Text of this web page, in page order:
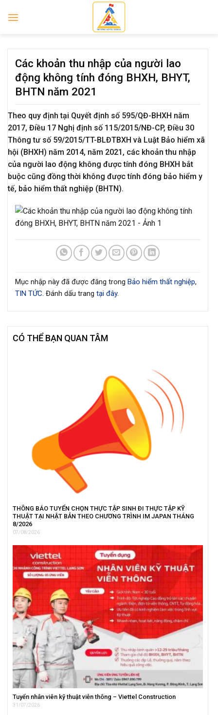
Các khoản thu nhập của người lao
động không tính đóng BHXH, BHYT,
BHTN năm 2021
Theo quy định tại Quyết định số 595/QĐ-BHXH năm
2017, Điều 17 Nghị định số 115/2015/NĐ-CP, Điều 30
Thông tư số 59/2015/TT-BLĐTBXH và Luật Bảo hiểm xã
hội (BHXH) năm 2014, năm 2021, các khoản thu nhập
của người lao động không được tính đóng BHXH bắt
buộc cũng đồng thời không được tính đóng bảo hiểm y
tế, bảo hiểm thất nghiệp (BHTN).
Mục nhập này đã được đăng trong Bảo hiểm thất nghiệp,
TIN TỨC. Đánh dấu trang tại đây.
CÓ THỂ BẠN QUAN TÂM
THÔNG BÁO TUYỂN CHỌN THỰC TẬP SINH ĐI THỰC TẬP KỸ
THUẬT TẠI NHẬT BẢN THEO CHƯƠNG TRÌNH IM JAPAN THÁNG
8/2026
07/08/2026
Tuyển nhân viên kỹ thuật viễn thông – Viettel Construction
31/07/2026